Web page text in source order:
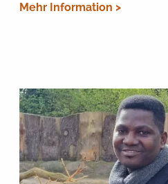
Mehr Information >